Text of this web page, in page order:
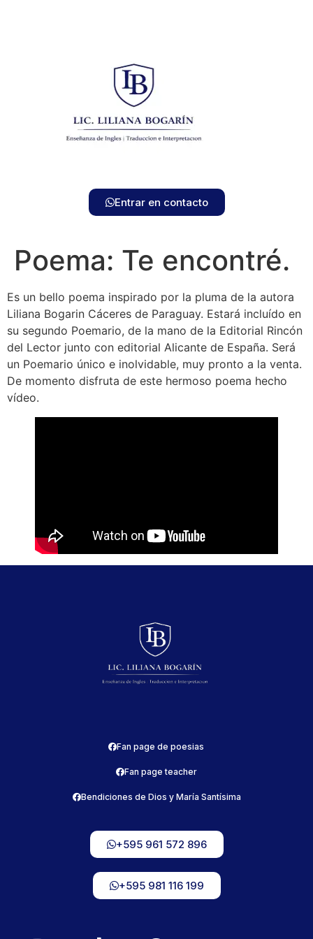
Entrar en contacto
Poema: Te encontré.
Es un bello poema inspirado por la pluma de la autora
Liliana Bogarin Cáceres de Paraguay. Estará incluído en
su segundo Poemario, de la mano de la Editorial Rincón
del Lector junto con editorial Alicante de España. Será
un Poemario único e inolvidable, muy pronto a la venta.
De momento disfruta de este hermoso poema hecho
vídeo.
Fan page de poesias
Fan page teacher
Bendiciones de Dios y María Santísima
+595 961 572 896
+595 981 116 199